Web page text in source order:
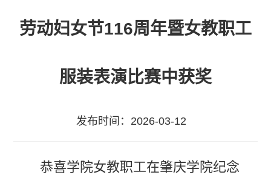
劳动妇女节116周年暨女教职工
服装表演比赛中获奖
发布时间：2026-03-12
恭喜学院女教职工在肇庆学院纪念